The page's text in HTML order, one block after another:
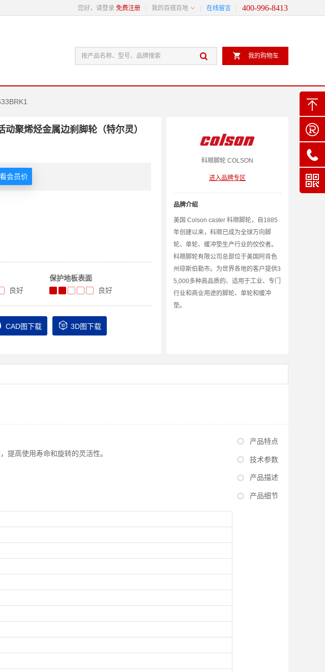
您好，请登录 免费注册 我的百禧百地  在线留言 400-996-8413
  我的购物车
聚烯烃金属边刹脚轮（特尔灵）
良好
保护地板表面
良好
CAD图下载  3D图下载
科顺脚轮 COLSON
进入品牌专区
品牌介绍
美国 Colson caster 科顺脚轮，自1885
年创建以来，科顺已成为全球万向脚
轮、单轮、缓冲垫生产行业的佼佼者。
科顺脚轮有限公司总部位于美国阿肯色
州琼斯伯勒市。为世界各地的客户提供3
5,000多种高品质的、适用于工业、专门
行业和商业用途的脚轮、单轮和缓冲
垫。
产品特点
技术参数
产品描述
产品细节
提高使用寿命和旋转的灵活性。




会员价